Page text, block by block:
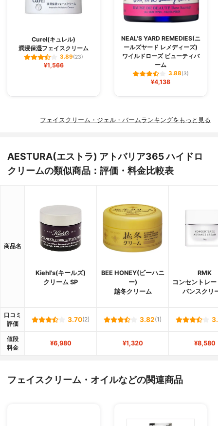
Curel(キュレル)
潤浸保湿フェイスクリーム
3.89(23)
¥1,566
NEAL'S YARD REMEDIES(ニ
ールズヤード レメディーズ)
ワイルドローズ ビューティバ
ーム
3.88(3)
¥4,138
フェイスクリーム・ジェル・バームランキングをもっと見る
AESTURA(エストラ) アトバリア365 ハイドロ
クリームの類似商品：評価・料金比較表
商品名
Kiehl's(キールズ)
クリーム SP
BEE HONEY(ビーハニ
ー)
越冬クリーム
RMK
コンセントレ
バンスクリ
口コミ
評価
3.70(2) 3.82(1)
値段
料金
¥6,980 ¥1,320 ¥8,580
フェイスクリーム・オイルなどの関連商品